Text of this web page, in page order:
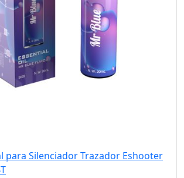
para Silenciador Trazador Eshooter